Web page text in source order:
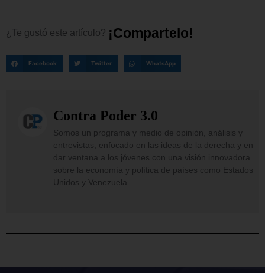
¿Te gustó este artículo? ¡Compartelo!
Facebook Twitter WhatsApp
Contra Poder 3.0
Somos un programa y medio de opinión, análisis y
entrevistas, enfocado en las ideas de la derecha y en
dar ventana a los jóvenes con una visión innovadora
sobre la economía y política de países como Estados
Unidos y Venezuela.